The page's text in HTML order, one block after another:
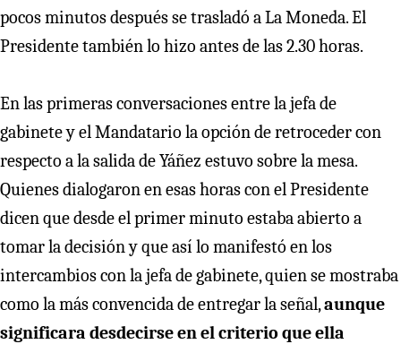
pocos minutos después se trasladó a La Moneda. El
Presidente también lo hizo antes de las 2.30 horas.
En las primeras conversaciones entre la jefa de
gabinete y el Mandatario la opción de retroceder con
respecto a la salida de Yáñez estuvo sobre la mesa.
Quienes dialogaron en esas horas con el Presidente
dicen que desde el primer minuto estaba abierto a
tomar la decisión y que así lo manifestó en los
intercambios con la jefa de gabinete, quien se mostraba
como la más convencida de entregar la señal,aunque
significara desdecirse en el criterio que ella